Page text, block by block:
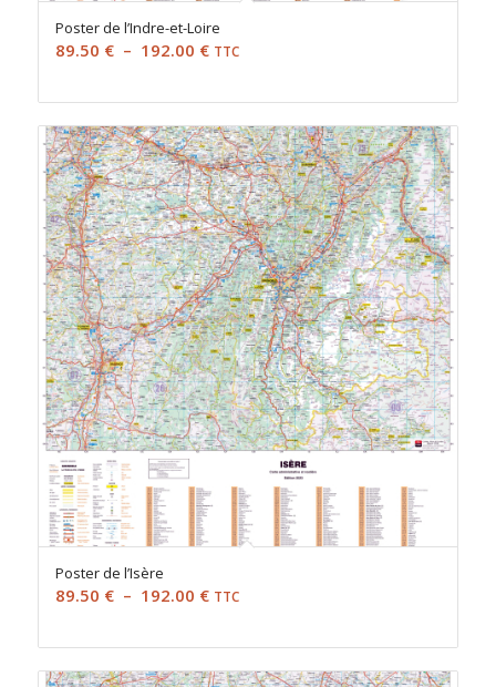
Poster de l’Indre-et-Loire
89.50 € – 192.00 €Plage
prix :
89.50 €
à
192.00 €
TTC
Poster de l’Isère
89.50 € – 192.00 €Plage
prix :
89.50 €
TTC